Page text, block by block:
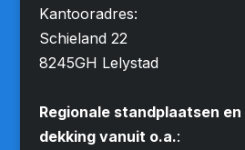
Kantooradres:
Schieland 22
8245GH Lelystad
Regionale standplaatsen
dekking vanuit o.a.: